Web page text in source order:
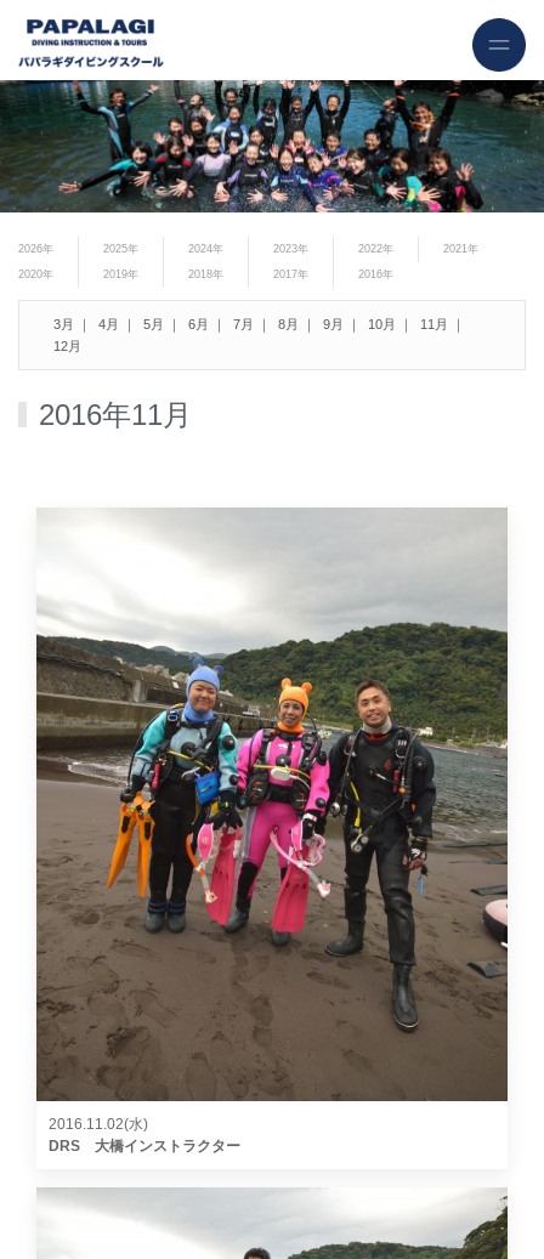
2026年 2025年 2024年 2023年 2022年 2021年
2020年 2019年 2018年 2017年 2016年
3月 4月 5月 6月 7月 8月 9月 10月
11月
12月
2016年11月
2016.11.02(水)
DRS 大橋インストラクター